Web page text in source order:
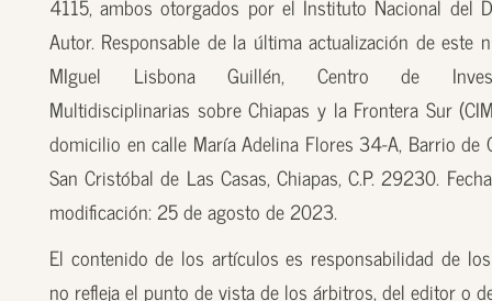
4115, ambos otorgados por el Instituto Nacional del
Autor. Responsable de la última actualización de este
MIguel Lisbona Guillén, Centro de
Multidisciplinarias sobre Chiapas y la Frontera Sur
domicilio en calle María Adelina Flores 34-A, Barrio de
San Cristóbal de Las Casas, Chiapas, C.P. 29230.
modificación: 25 de agosto de 2023.
El contenido de los artículos es responsabilidad de
no refleja el punto de vista de los árbitros, del editor o